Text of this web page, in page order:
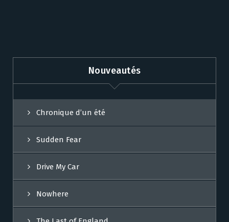
Nouveautés
Chronique d’un été
Sudden Fear
Drive My Car
Nowhere